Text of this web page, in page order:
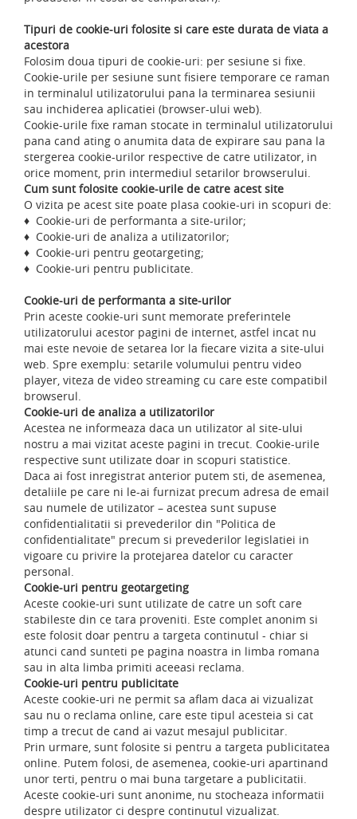
Tipuri de cookie-uri folosite si care este durata de viata a
acestora
Folosim doua tipuri de cookie-uri: per sesiune si fixe.
Cookie-urile per sesiune sunt fisiere temporare ce raman
in terminalul utilizatorului pana la terminarea sesiunii
sau inchiderea aplicatiei (browser-ului web).
Cookie-urile fixe raman stocate in terminalul utilizatorului
pana cand ating o anumita data de expirare sau pana la
stergerea cookie-urilor respective de catre utilizator, in
orice moment, prin intermediul setarilor browserului.
Cum sunt folosite cookie-urile de catre acest site
O vizita pe acest site poate plasa cookie-uri in scopuri de:
♦ Cookie-uri de performanta a site-urilor;
♦ Cookie-uri de analiza a utilizatorilor;
♦ Cookie-uri pentru geotargeting;
♦ Cookie-uri pentru publicitate.
Cookie-uri de performanta a site-urilor
Prin aceste cookie-uri sunt memorate preferintele
utilizatorului acestor pagini de internet, astfel incat nu
mai este nevoie de setarea lor la fiecare vizita a site-ului
web. Spre exemplu: setarile volumului pentru video
player, viteza de video streaming cu care este compatibil
browserul.
Cookie-uri de analiza a utilizatorilor
Acestea ne informeaza daca un utilizator al site-ului
nostru a mai vizitat aceste pagini in trecut. Cookie-urile
respective sunt utilizate doar in scopuri statistice.
Daca ai fost inregistrat anterior putem sti, de asemenea,
detaliile pe care ni le-ai furnizat precum adresa de email
sau numele de utilizator – acestea sunt supuse
confidentialitatii si prevederilor din "Politica de
confidentialitate" precum si prevederilor legislatiei in
vigoare cu privire la protejarea datelor cu caracter
personal.
Cookie-uri pentru geotargeting
Aceste cookie-uri sunt utilizate de catre un soft care
stabileste din ce tara proveniti. Este complet anonim si
este folosit doar pentru a targeta continutul - chiar si
atunci cand sunteti pe pagina noastra in limba romana
sau in alta limba primiti aceeasi reclama.
Cookie-uri pentru publicitate
Aceste cookie-uri ne permit sa aflam daca ai vizualizat
sau nu o reclama online, care este tipul acesteia si cat
timp a trecut de cand ai vazut mesajul publicitar.
Prin urmare, sunt folosite si pentru a targeta publicitatea
online. Putem folosi, de asemenea, cookie-uri apartinand
unor terti, pentru o mai buna targetare a publicitatii.
Aceste cookie-uri sunt anonime, nu stocheaza informatii
despre utilizator ci despre continutul vizualizat.